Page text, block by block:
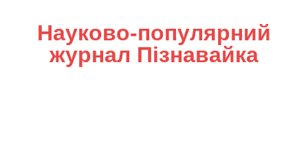
Науково-популярний
журнал Пізнавайка